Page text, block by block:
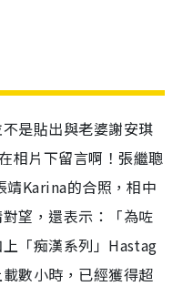
是貼出與老婆謝安琪
相片下留言啊！張繼聰
靖Karina的合照，相中
望，還表示：「為咗
「痴漢系列」Hastag
數小時，已經獲得超